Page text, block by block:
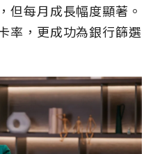
但每月成長幅度顯著。
率，更成功為銀行篩選